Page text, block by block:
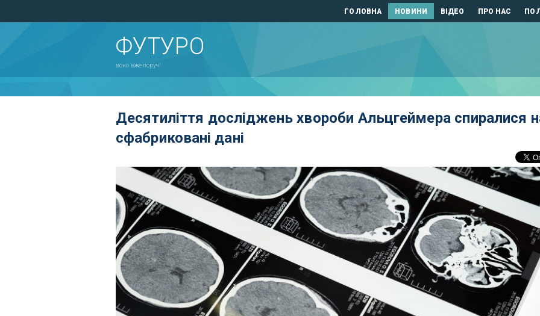
ГОЛОВНА НОВИНИ ВІДЕО ПРО НАС
ФУТУРО
воно вже поруч!
Десятиліття досліджень хвороби Альцгеймера спиралися
сфабриковані дані